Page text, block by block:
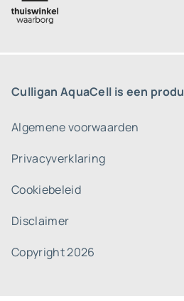
Culligan AquaCell is een
Algemene voorwaarden
Privacyverklaring
Cookiebeleid
Disclaimer
Copyright 2026